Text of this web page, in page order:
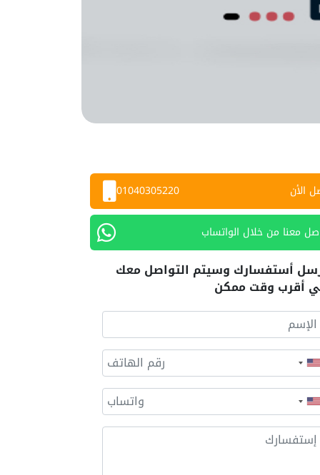
الأن 01040305220
معنا من خلال الواتساب
أستفسارك وسيتم التواصل معك
أقرب وقت ممكن